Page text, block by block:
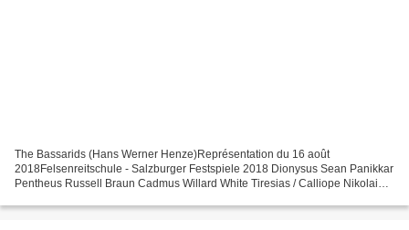
The Bassarids (Hans Werner Henze)Représentation du 16 août
2018Felsenreitschule - Salzburger Festspiele 2018 Dionysus Sean Panikkar
Pentheus Russell Braun Cadmus Willard White Tiresias / Calliope Nikolai